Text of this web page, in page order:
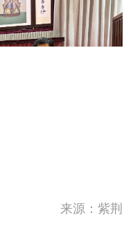
来源：紫荆